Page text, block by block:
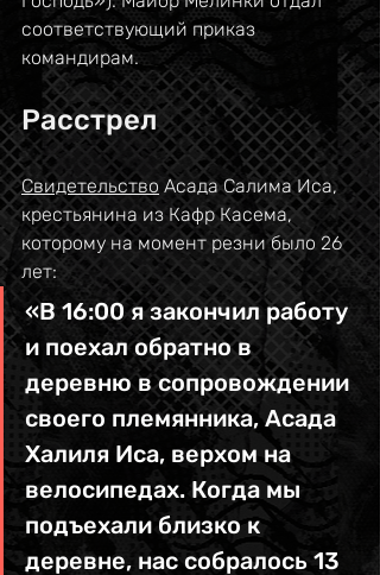
соответствующий приказ
командирам.
Расстрел
Свидетельство Асада Салима Иса,
крестьянина из Кафр Касема,
которому на момент резни было 26
лет:
«В 16:00 я закончил работу
и поехал обратно в
деревню в сопровождении
своего племянника, Асада
Халиля Иса, верхом на
велосипедах. Когда мы
подъехали близко к
деревне, нас собралось 13